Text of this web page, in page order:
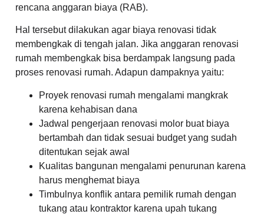
rencana anggaran biaya (RAB).
Hal tersebut dilakukan agar biaya renovasi tidak
membengkak di tengah jalan. Jika anggaran renovasi
rumah membengkak bisa berdampak langsung pada
proses renovasi rumah. Adapun dampaknya yaitu:
Proyek renovasi rumah mengalami mangkrak
karena kehabisan dana
Jadwal pengerjaan renovasi molor buat biaya
bertambah dan tidak sesuai budget yang sudah
ditentukan sejak awal
Kualitas bangunan mengalami penurunan karena
harus menghemat biaya
Timbulnya konflik antara pemilik rumah dengan
tukang atau kontraktor karena upah tukang